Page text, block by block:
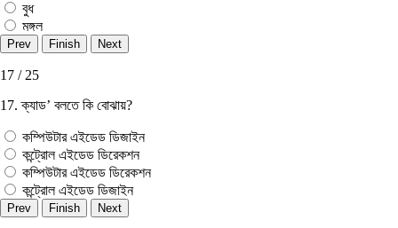
বুধ
মঙ্গল
17 / 25
17. ক্যাড’ বলতে কি বােঝায়?
কম্পিউটার এইডেড ডিজাইন
কন্ট্রোল এইডেড ডিরেকশন
কম্পিউটার এইডেড ডিরেকশন
কন্ট্রোল এইডেড ডিজাইন